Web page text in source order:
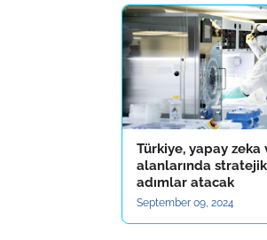
Türkiye, yapay zeka
alanlarında stratejik
adımlar atacak
September 09, 2024